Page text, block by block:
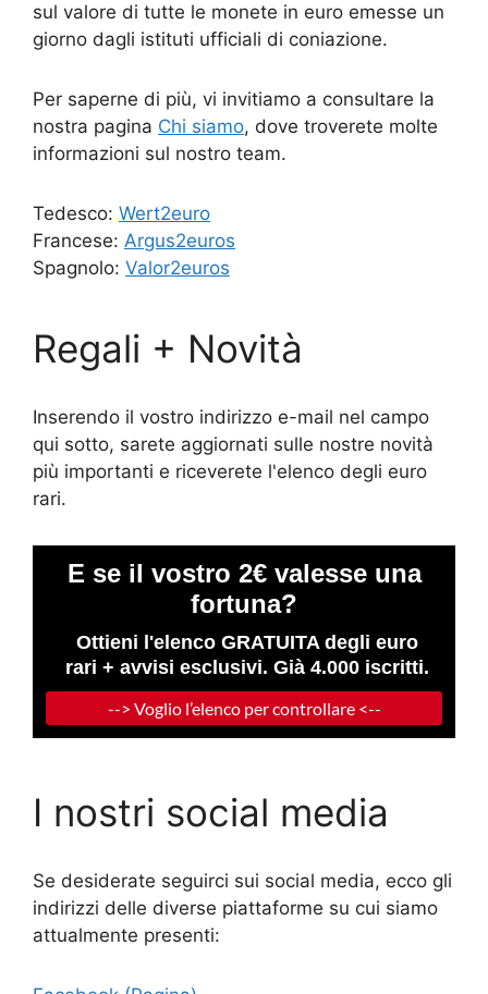
sul valore di tutte le monete in euro emesse un
giorno dagli istituti ufficiali di coniazione.
Per saperne di più, vi invitiamo a consultare la
nostra pagina Chi siamo, dove troverete molte
informazioni sul nostro team.
Tedesco: Wert2euro
Francese: Argus2euros
Spagnolo: Valor2euros
Regali + Novità
Inserendo il vostro indirizzo e-mail nel campo
qui sotto, sarete aggiornati sulle nostre novità
più importanti e riceverete l'elenco degli euro
rari.
I nostri social media
Se desiderate seguirci sui social media, ecco gli
indirizzi delle diverse piattaforme su cui siamo
attualmente presenti: